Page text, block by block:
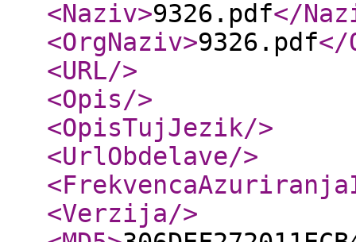
<Naziv>9326.pdf</
<OrgNaziv>9326.pdf</
<URL/>
<Opis/>
<OpisTujJezik/>
<UrlObdelave/>
<Verzija/>